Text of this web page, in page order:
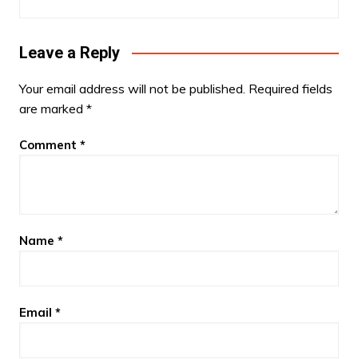
Leave a Reply
Your email address will not be published. Required fields
are marked *
Comment *
Name *
Email *